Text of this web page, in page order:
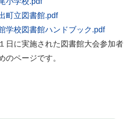
町立図書館.pdf
学校図書館ハンドブック.pdf
日に実施された図書館大会参加者
のページです。